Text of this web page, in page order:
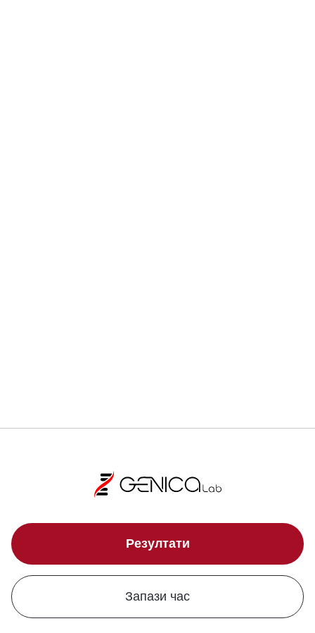
Резултати
Запази час